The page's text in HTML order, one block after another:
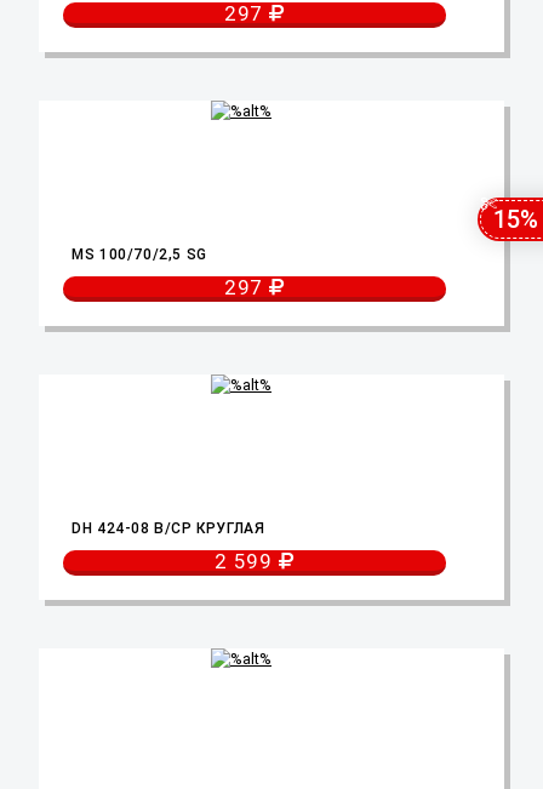
297
MS 100/70/2,5 SG
297
DH 424-08 B/CP КРУГЛАЯ
2 599
15%